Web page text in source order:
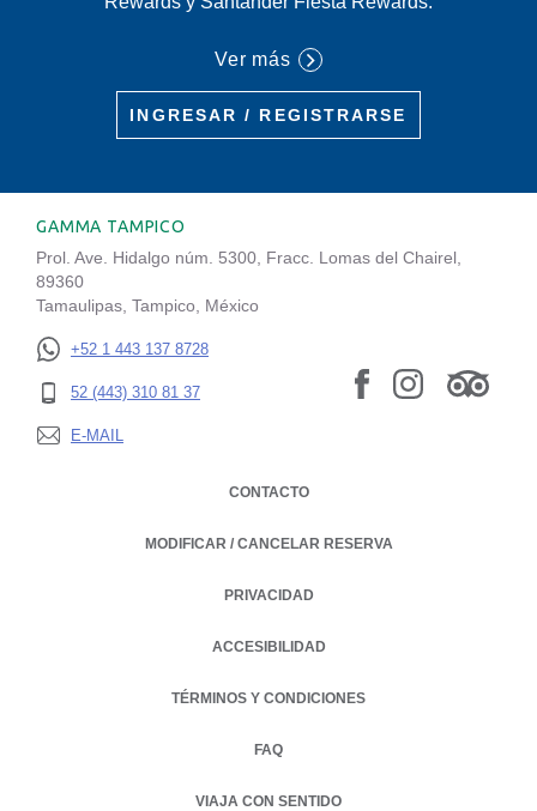
Ver más
INGRESAR / REGISTRARSE
GAMMA TAMPICO
Prol. Ave. Hidalgo núm. 5300, Fracc. Lomas del Chairel,
89360
Tamaulipas, Tampico, México
+52 1 443 137 8728
52 (443) 310 81 37
E-MAIL
CONTACTO
MODIFICAR / CANCELAR RESERVA
PRIVACIDAD
OPENS IN A NEW TAB.
ACCESIBILIDAD
TÉRMINOS Y CONDICIONES
FAQ
VIAJA CON SENTIDO